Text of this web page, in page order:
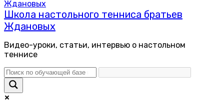
Школа настольного тенниса братьев
Ждановых
Видео-уроки, статьи, интервью о настольном
теннисе